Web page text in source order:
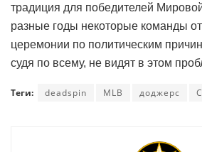
традиция для победителей
разные годы некоторые команды
церемонии по политическим
судя по всему, не видят в этом
Теги: deadspin MLB доджерс